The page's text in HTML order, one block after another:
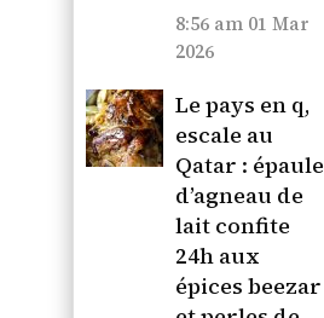
8:56 am 01 Mar
2026
Le pays en q,
escale au
Qatar : épaule
d’agneau de
lait confite
24h aux
épices beezar